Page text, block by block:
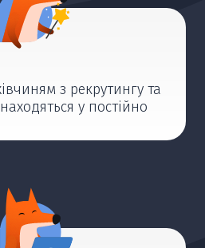
з рекрутингу та
у постійно